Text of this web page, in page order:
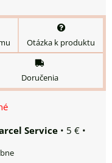
Otázka k produktu
Doručenia
Service • 5 € •